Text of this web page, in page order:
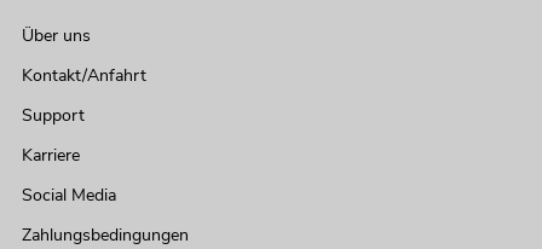
Über uns
Kontakt/Anfahrt
Support
Karriere
Social Media
Zahlungsbedingungen